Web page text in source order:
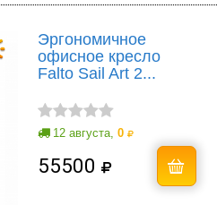
Эргономичное
офисное кресло
Falto Sail Art 2...
12 августа, 0
55500